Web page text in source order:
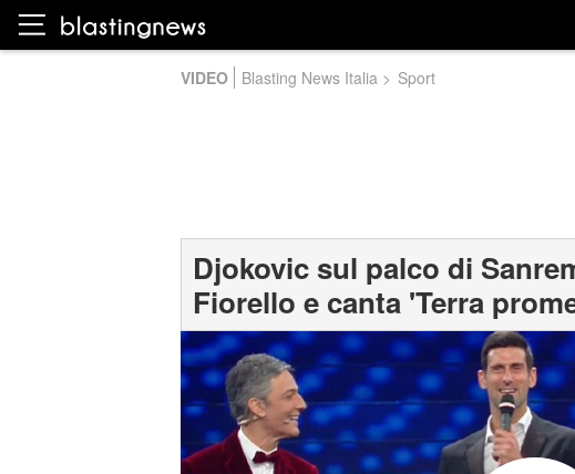
VIDEO Blasting News Italia > Sport
Djokovic sul palco di
Fiorello e canta 'Terra